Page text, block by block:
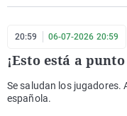
20:59 06-07-2026 20:59
¡Esto está a
Se saludan los jugadores.
española.